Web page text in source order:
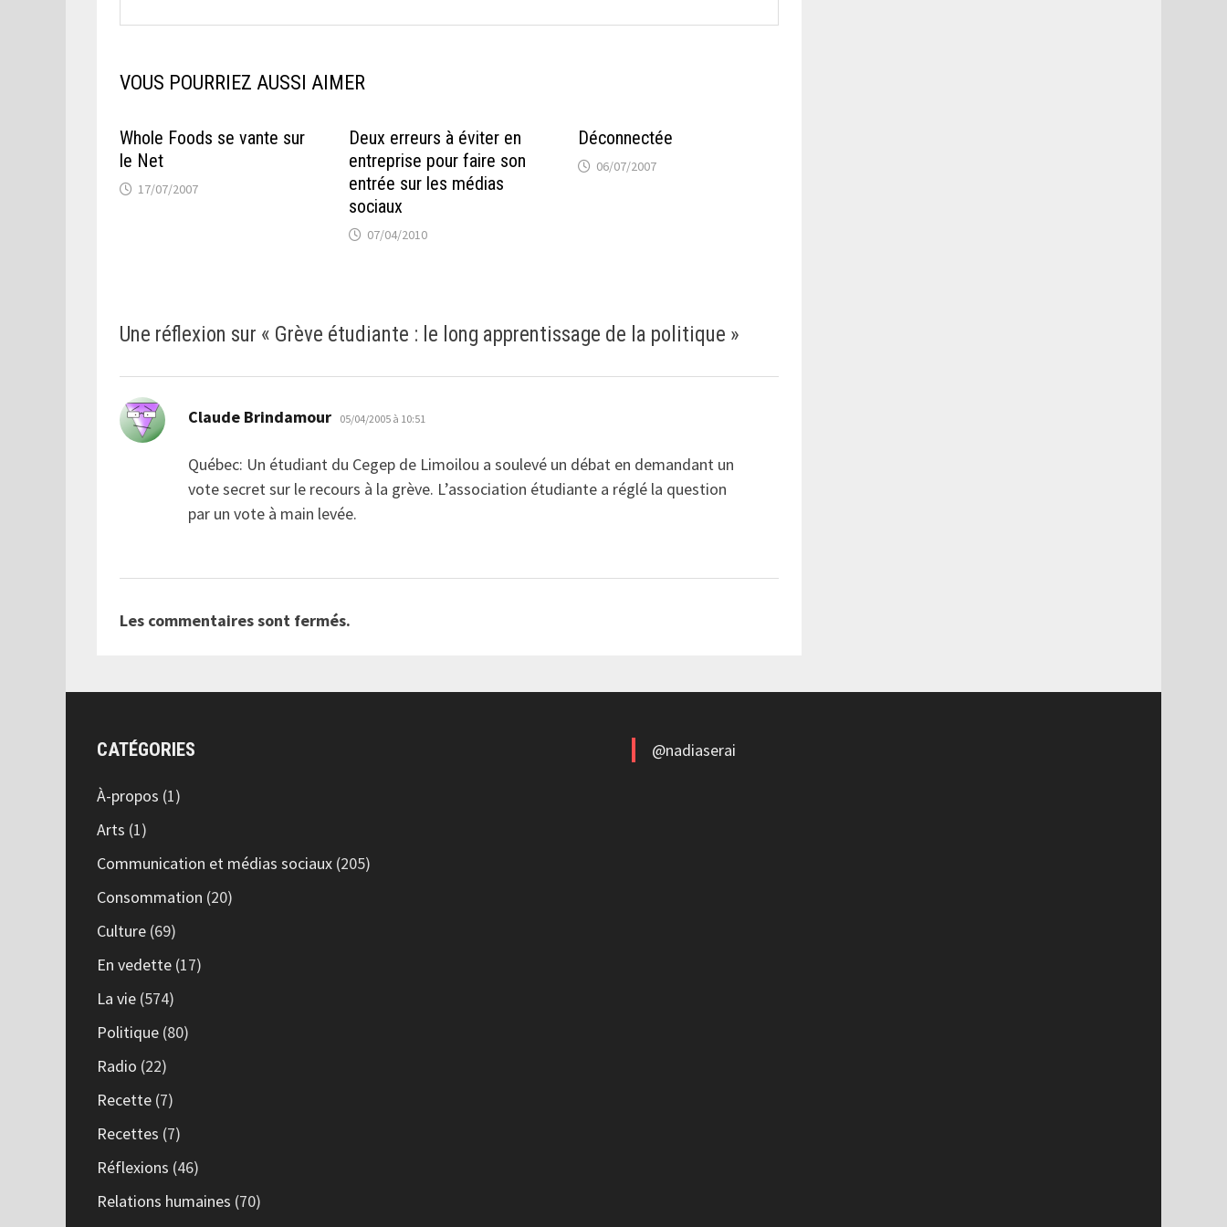
VOUS POURRIEZ AUSSI AIMER
Whole Foods se vante sur
le Net
17/07/2007
Deux erreurs à éviter en
entreprise pour faire son
entrée sur les médias
sociaux
07/04/2010
Déconnectée
06/07/2007
Une réflexion sur « Grève étudiante : le long apprentissage de la politique »
Claude Brindamour dit :
05/04/2005 à 10:51
Québec: Un étudiant du Cegep de Limoilou a soulevé un débat en demandant un
vote secret sur le recours à la grève. L’association étudiante a réglé la question
par un vote à main levée.
Les commentaires sont fermés.
CATÉGORIES
À-propos (1)
Arts (1)
Communication et médias sociaux (205)
Consommation (20)
Culture (69)
En vedette (17)
La vie (574)
Politique (80)
Radio (22)
Recette (7)
Recettes (7)
Réflexions (46)
Relations humaines (70)
@nadiaserai